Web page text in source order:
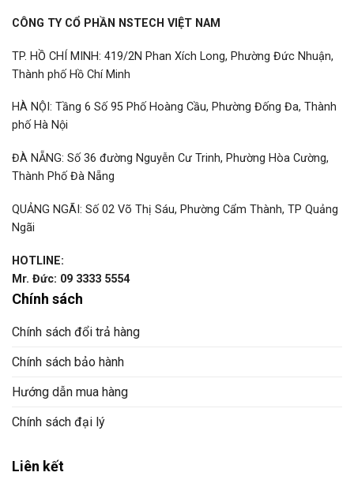
CÔNG TY CỔ PHẦN NSTECH VIỆT NAM
TP. HỒ CHÍ MINH: 419/2N Phan Xích Long, Phường Đức Nhuận,
Thành phố Hồ Chí Minh
HÀ NỘI: Tầng 6 Số 95 Phố Hoàng Cầu, Phường Đống Đa, Thành
phố Hà Nội
ĐÀ NẴNG: Số 36 đường Nguyễn Cư Trinh, Phường Hòa Cường,
Thành Phố Đà Nẵng
QUẢNG NGÃI: Số 02 Võ Thị Sáu, Phường Cẩm Thành, TP Quảng
Ngãi
HOTLINE:
Mr. Đức: 09 3333 5554
Chính sách
Chính sách đổi trả hàng
Chính sách bảo hành
Hướng dẫn mua hàng
Chính sách đại lý
Liên kết